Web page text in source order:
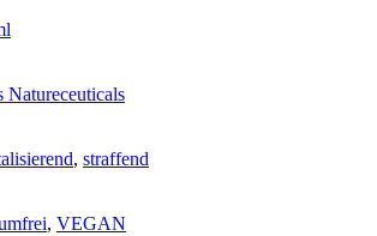
Natureceuticals
, straffend
, VEGAN